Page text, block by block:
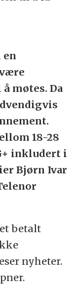
en
møtes. Da
18-28
inkludert i
Bjørn Ivar
betalt
nyheter.